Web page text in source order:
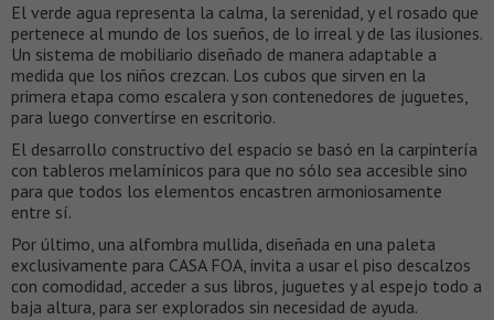
El verde agua representa la calma, la serenidad, y el rosado que
pertenece al mundo de los sueños, de lo irreal y de las ilusiones.
Un sistema de mobiliario diseñado de manera adaptable a
medida que los niños crezcan. Los cubos que sirven en la
primera etapa como escalera y son contenedores de juguetes,
para luego convertirse en escritorio.
El desarrollo constructivo del espacio se basó en la carpintería
con tableros melamínicos para que no sólo sea accesible sino
para que todos los elementos encastren armoniosamente
entre sí.
Por último, una alfombra mullida, diseñada en una paleta
exclusivamente para CASA FOA, invita a usar el piso descalzos
con comodidad, acceder a sus libros, juguetes y al espejo todo a
baja altura, para ser explorados sin necesidad de ayuda.